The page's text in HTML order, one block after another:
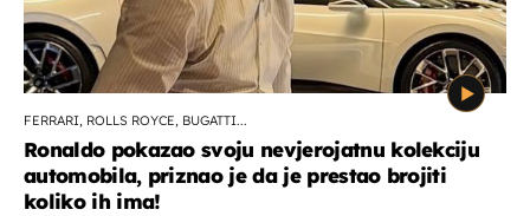
FERRARI, ROLLS ROYCE, BUGATTI...
Ronaldo pokazao svoju nevjerojatnu kolekciju
automobila, priznao je da je prestao brojiti
koliko ih ima!